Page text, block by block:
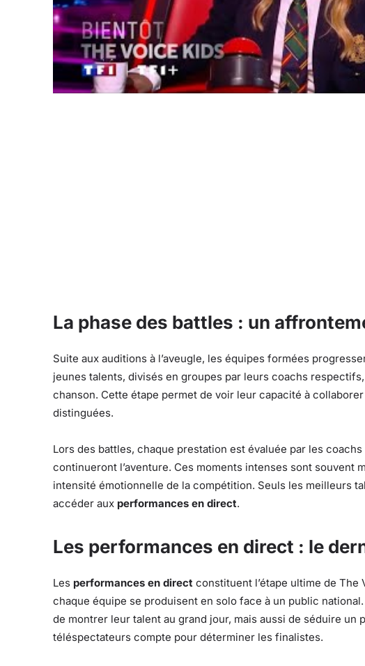
La phase des battles : un
Suite aux auditions à l’aveugle, les équipes formées
jeunes talents, divisés en groupes par leurs coachs
chanson. Cette étape permet de voir leur capacité à
distinguées.
Lors des battles, chaque prestation est évaluée par les
continueront l’aventure. Ces moments intenses sont souvent
intensité émotionnelle de la compétition. Seuls les meilleurs
accéder aux performances en direct.
Les performances en direct : le
Les performances en direct constituent l’étape ultime de
chaque équipe se produisent en solo face à un public
de montrer leur talent au grand jour, mais aussi de séduire
téléspectateurs compte pour déterminer les finalistes.